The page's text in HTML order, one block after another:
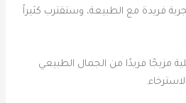
فريدة مع الطبيعة، وستقترب كثيراً
مزيجًا فريدًا من الجمال الطبيعي